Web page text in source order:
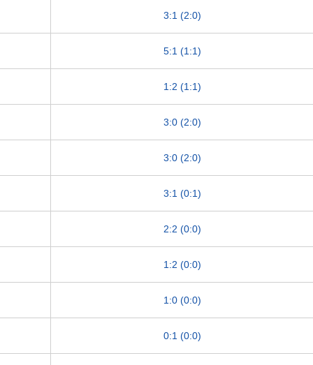
3:1 (2:0)
5:1 (1:1)
1:2 (1:1)
3:0 (2:0)
3:0 (2:0)
3:1 (0:1)
2:2 (0:0)
1:2 (0:0)
1:0 (0:0)
0:1 (0:0)